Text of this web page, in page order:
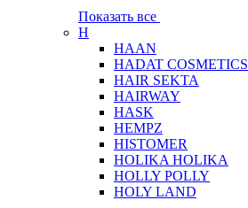
Показать все
H
HAAN
HADAT COSMETICS
HAIR SEKTA
HAIRWAY
HASK
HEMPZ
HISTOMER
HOLIKA HOLIKA
HOLLY POLLY
HOLY LAND